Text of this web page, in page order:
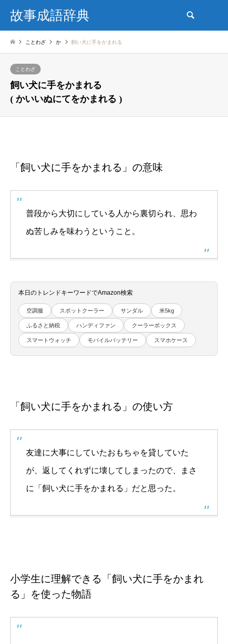
故事成語辞典
ことわざ か 飼い犬に手をかまれる
ことわざ
飼い犬に手をかまれる
( かいいぬにてをかまれる )
「飼い犬に手をかまれる」の意味
普段から大切にしている人から裏切られ、思わ
ぬ苦しみを味わうということ。
本日のトレンドキーワードでAmazon検索
空調服 スポットクーラー サンダル 米5kg
ふるさと納税 ハンディファン クーラーボックス
スマートウォッチ モバイルバッテリー スマホケース
「飼い犬に手をかまれる」の使い方
友達に大事にしていたおもちゃを貸していた
が、返してくれずに壊してしまったので、まさ
に「飼い犬に手をかまれる」だと思った。
小学生に理解できる「飼い犬に手をかまれ
る」を使った物語